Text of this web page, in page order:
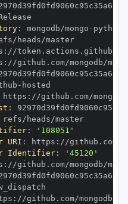
: mongodb/mongo - python
refs/heads/master
:
: //github.com/mongodb/
-
https : //github.com/
:
refs/heads/master
:
'108051'
URI : https :
Identifier:
'45120'
: //github.com/mongodb/
: //github.com/mongodb/